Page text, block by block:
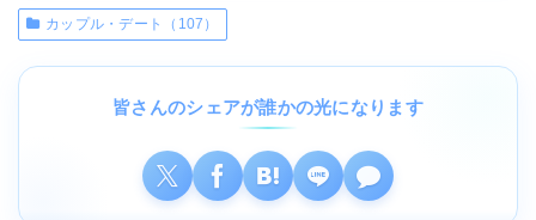
カップル・デート（107）
皆さんのシェアが誰かの光になります